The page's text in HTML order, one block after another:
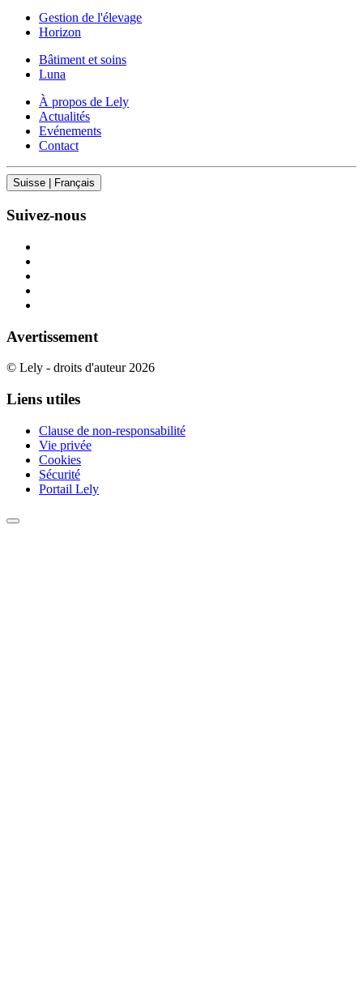
Gestion de l'élevage
Horizon
Bâtiment et soins
Luna
À propos de Lely
Actualités
Evénements
Contact
Suisse | Français
Suivez-nous
Avertissement
© Lely - droits d'auteur 2026
Liens utiles
Clause de non-responsabilité
Vie privée
Cookies
Sécurité
Portail Lely